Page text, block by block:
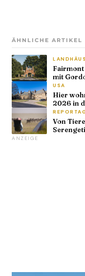
ÄHNLICHE ARTIKEL
mit
USA
Hier
2026 in
Von
Serengeti
ANZEIGE